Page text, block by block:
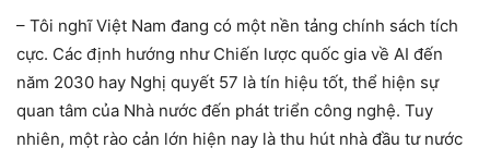
– Tôi nghĩ Việt Nam đang có một nền tảng chính sách tích
cực. Các định hướng như Chiến lược quốc gia về AI đến
năm 2030 hay Nghị quyết 57 là tín hiệu tốt, thể hiện sự
quan tâm của Nhà nước đến phát triển công nghệ. Tuy
nhiên, một rào cản lớn hiện nay là thu hút nhà đầu tư nước